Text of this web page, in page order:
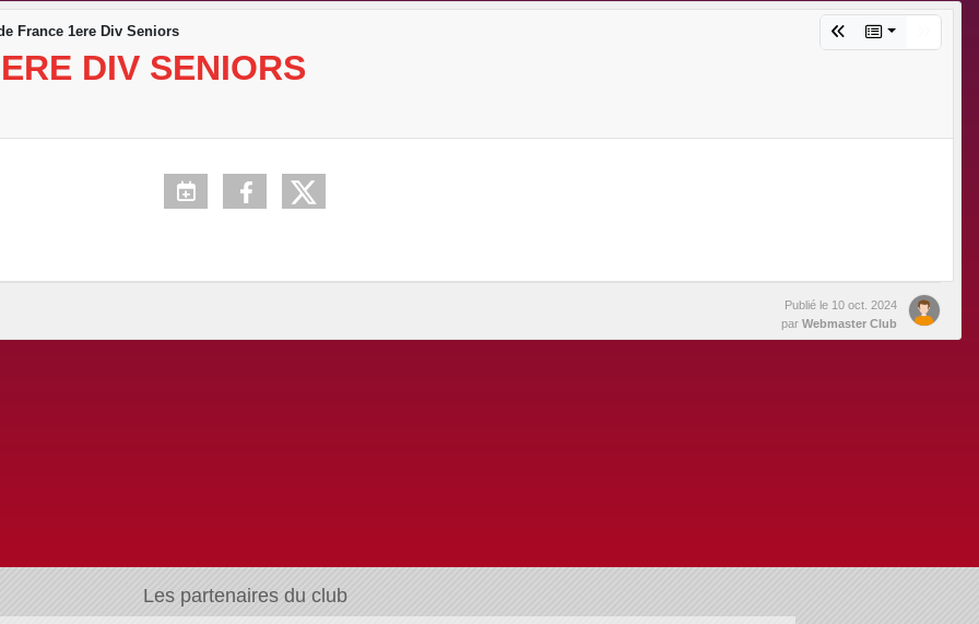
France 1ere Div Seniors
DIV SENIORS
Publié le 10 oct. 2024
par Webmaster Club
Les partenaires du club